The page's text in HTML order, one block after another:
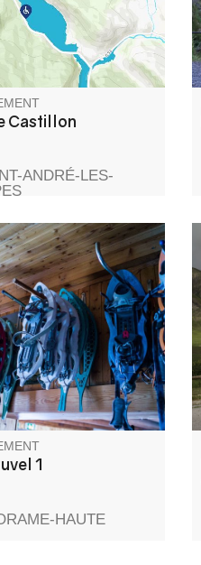
8 km plus loin à fleure
de Castillon haut de
200 m de large.
Castillon
ANDRÉ-LES-
culmine une
ayant servi de visée
percement du tunnel du
Pignes. Vous
de la vue sur les
de La Colle-Saint-
de Peyresq et sur les
du Grand Coyer, du
Rent et du Grand
1
HAUTE